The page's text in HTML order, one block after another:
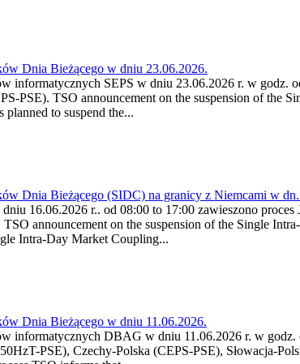
Dnia Bieżącego w dniu 23.06.2026.
informatycznych SEPS w dniu 23.06.2026 r. w godz.
PSE). TSO announcement on the suspension of the
to suspend the...
Dnia Bieżącego (SIDC) na granicy z Niemcami w
16.06.2026 r.. od 08:00 to 17:00 zawieszono
announcement on the suspension of the Single
Intra-Day Market Coupling...
Dnia Bieżącego w dniu 11.06.2026.
informatycznych DBAG w dniu 11.06.2026 r. w
PSE), Czechy-Polska (CEPS-PSE), Słowacja-